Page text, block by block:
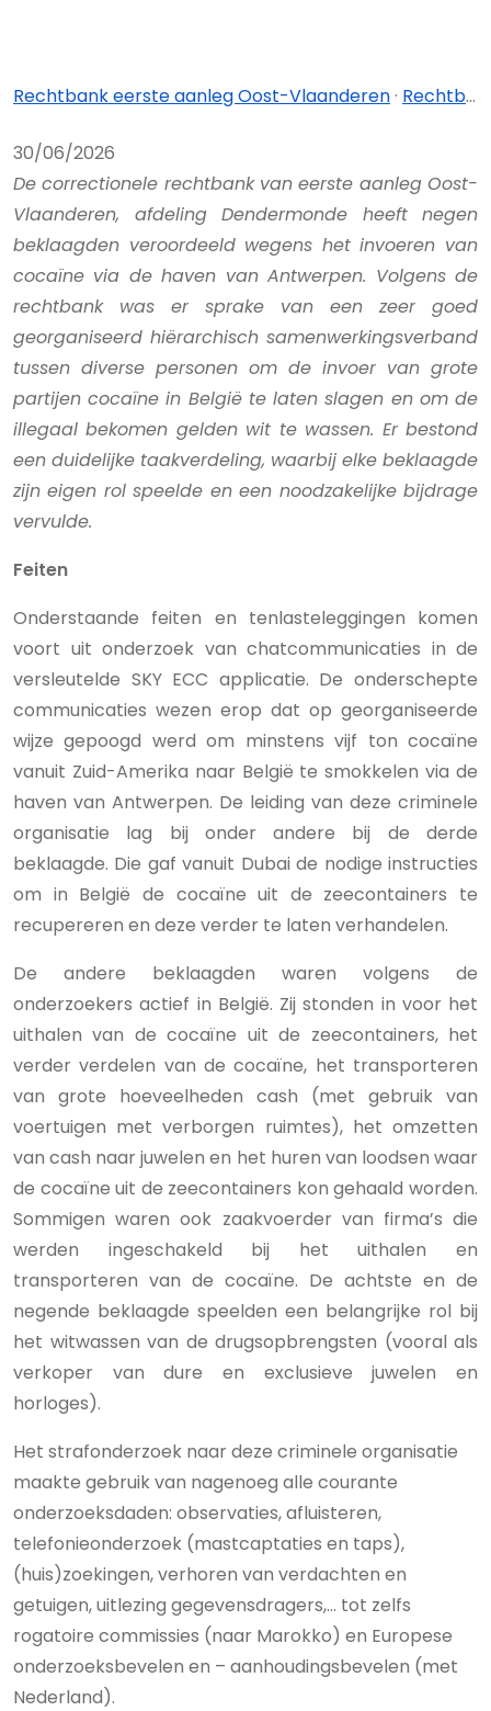
Rechtbank eerste aanleg Oost-Vlaanderen· Rechtbank eerste aanleg Oost-Vlaanderen - afdeling Dendermonde
30/06/2026
De correctionele rechtbank van eerste aanleg Oost-
Vlaanderen, afdeling Dendermonde heeft negen
beklaagden veroordeeld wegens het invoeren van
cocaïne via de haven van Antwerpen. Volgens de
rechtbank was er sprake van een zeer goed
georganiseerd hiërarchisch samenwerkingsverband
tussen diverse personen om de invoer van grote
partijen cocaïne in België te laten slagen en om de
illegaal bekomen gelden wit te wassen. Er bestond
een duidelijke taakverdeling, waarbij elke beklaagde
zijn eigen rol speelde en een noodzakelijke bijdrage
vervulde.
Feiten
Onderstaande feiten en tenlasteleggingen komen
voort uit onderzoek van chatcommunicaties in de
versleutelde SKY ECC applicatie. De onderschepte
communicaties wezen erop dat op georganiseerde
wijze gepoogd werd om minstens vijf ton cocaïne
vanuit Zuid-Amerika naar België te smokkelen via de
haven van Antwerpen. De leiding van deze criminele
organisatie lag bij onder andere bij de derde
beklaagde. Die gaf vanuit Dubai de nodige instructies
om in België de cocaïne uit de zeecontainers te
recupereren en deze verder te laten verhandelen.
De andere beklaagden waren volgens de
onderzoekers actief in België. Zij stonden in voor het
uithalen van de cocaïne uit de zeecontainers, het
verder verdelen van de cocaïne, het transporteren
van grote hoeveelheden cash (met gebruik van
voertuigen met verborgen ruimtes), het omzetten
van cash naar juwelen en het huren van loodsen waar
de cocaïne uit de zeecontainers kon gehaald worden.
Sommigen waren ook zaakvoerder van firma’s die
werden ingeschakeld bij het uithalen en
transporteren van de cocaïne. De achtste en de
negende beklaagde speelden een belangrijke rol bij
het witwassen van de drugsopbrengsten (vooral als
verkoper van dure en exclusieve juwelen en
horloges).
Het strafonderzoek naar deze criminele organisatie
maakte gebruik van nagenoeg alle courante
onderzoeksdaden: observaties, afluisteren,
telefonieonderzoek (mastcaptaties en taps),
(huis)zoekingen, verhoren van verdachten en
getuigen, uitlezing gegevensdragers,… tot zelfs
rogatoire commissies (naar Marokko) en Europese
onderzoeksbevelen en – aanhoudingsbevelen (met
Nederland).